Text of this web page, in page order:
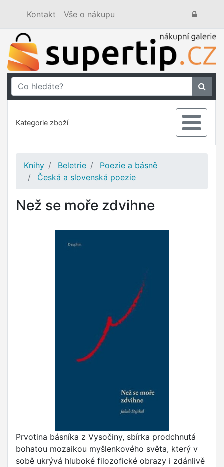
Kontakt Vše o nákupu
Kategorie zboží
Knihy Beletrie
Poezie a básně
Česká a slovenská poezie
Než se moře zdvihne
Prvotina básníka z Vysočiny, sbírka prodchnutá
bohatou mozaikou myšlenkového světa, který v
sobě ukrývá hluboké filozofické obrazy i zdánlivě